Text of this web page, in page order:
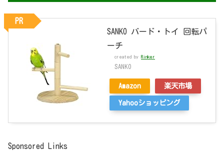
SANKO バード・トイ 回転パ
ーチ
created by Rinker
SANKO
Amazon 楽天市場
Yahooショッピング
PR
Sponsored Links